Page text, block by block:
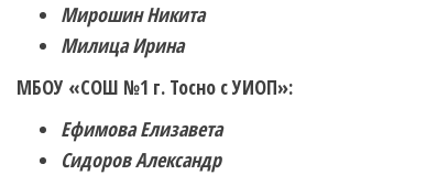
Мирошин Никита
Милица Ирина
МБОУ «СОШ №1 г. Тосно с УИОП»:
Ефимова Елизавета
Сидоров Александр